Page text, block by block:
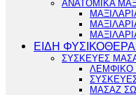
ΑΝΑΤΟΜΙΚΑ
ΕΙΔΗ
ΣΥΣΚΕΥΕΣ
ΛΕΜΦΙΚΟ
ΜΑΣΑΖ